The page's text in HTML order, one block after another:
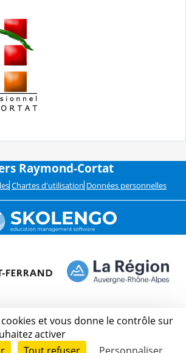
Raymond-Cortat
Chartes d'utilisation Données personnelles
et vous donne le contrôle sur
activer